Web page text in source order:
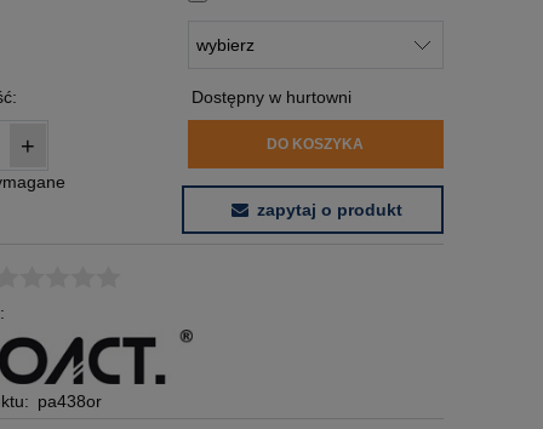
Dostępny w hurtowni
+ DO KOSZYKA
zapytaj o produkt
pa438or